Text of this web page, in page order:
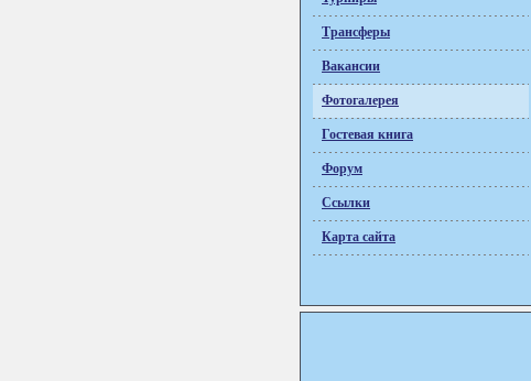
Трансферы
Вакансии
Фотогалерея
Гостевая книга
Форум
Ссылки
Карта сайта